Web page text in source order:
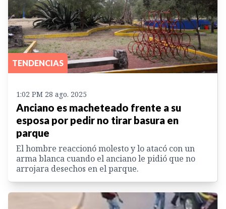
TENDENCIAS
1:02 PM 28 ago. 2025
Anciano es macheteado frente a su
esposa por pedir no tirar basura en
parque
El hombre reaccionó molesto y lo atacó con un
arma blanca cuando el anciano le pidió que no
arrojara desechos en el parque.